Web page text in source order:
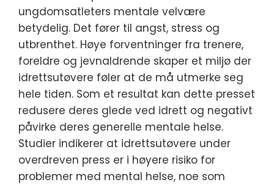
ungdomsatleters mentale velvære
betydelig. Det fører til angst, stress og
utbrenthet. Høye forventninger fra trenere,
foreldre og jevnaldrende skaper et miljø der
idrettsutøvere føler at de må utmerke seg
hele tiden. Som et resultat kan dette presset
redusere deres glede ved idrett og negativt
påvirke deres generelle mentale helse.
Studier indikerer at idrettsutøvere under
overdreven press er i høyere risiko for
problemer med mental helse, noe som